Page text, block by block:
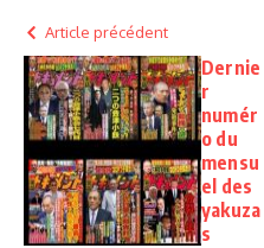
Article précédent
Dernie
r
numér
o du
mensu
el des
yakuza
s